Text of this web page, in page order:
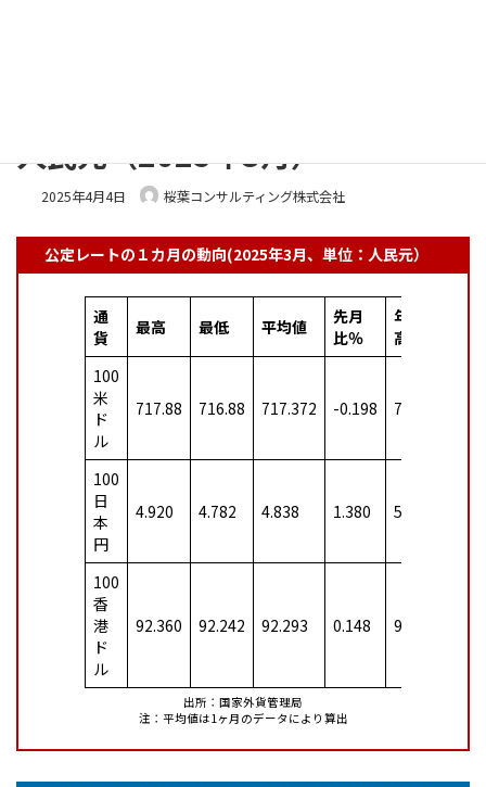
キ
に人民元（2025年3月）
2025年4月4日 桜葉コンサルティング株式会社
公定レートの１カ月の動向(2025年3月、単位：人民元）
通
貨
最高 最低 平均値
先月
比％
年初最
高
100
米
ド
ル
717.88 716.88 717.372 -0.198 711.74
100
日
本
円
4.920 4.782 4.838 1.380 5.027
100
香
港
ド
ル
92.360 92.242 92.293 0.148 91.021
出所：国家外貨管理局
注：平均値は1ヶ月のデータにより算出